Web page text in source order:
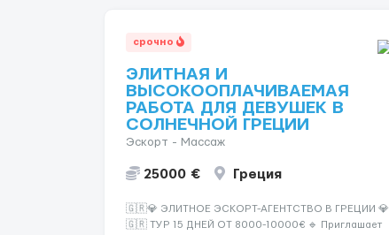
срочно
ЭЛИТНАЯ И
ВЫСОКООПЛАЧИВАЕМАЯ
РАБОТА ДЛЯ ДЕВУШЕК В
СОЛНЕЧНОЙ ГРЕЦИИ
Эскорт - Массаж
25000 € Греция
🇬🇷💎 ЭЛИТНОЕ ЭСКОРТ-АГЕНТСТВО В ГРЕЦИИ 💎
🇬🇷 ТУР 15 ДНЕЙ ОТ 8000-10000€ 🔹 Приглашает